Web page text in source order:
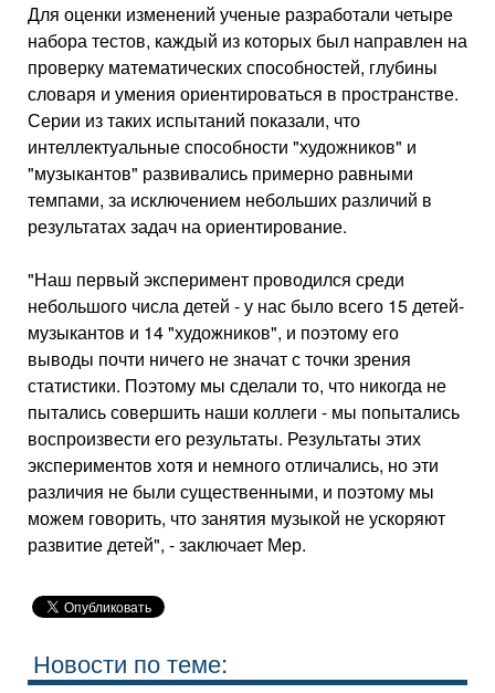
Для оценки изменений ученые разработали четыре
набора тестов, каждый из которых был направлен на
проверку математических способностей, глубины
словаря и умения ориентироваться в пространстве.
Серии из таких испытаний показали, что
интеллектуальные способности "художников" и
"музыкантов" развивались примерно равными
темпами, за исключением небольших различий в
результатах задач на ориентирование.
"Наш первый эксперимент проводился среди
небольшого числа детей - у нас было всего 15 детей-
музыкантов и 14 "художников", и поэтому его
выводы почти ничего не значат с точки зрения
статистики. Поэтому мы сделали то, что никогда не
пытались совершить наши коллеги - мы попытались
воспроизвести его результаты. Результаты этих
экспериментов хотя и немного отличались, но эти
различия не были существенными, и поэтому мы
можем говорить, что занятия музыкой не ускоряют
развитие детей", - заключает Мер.
Новости по теме: